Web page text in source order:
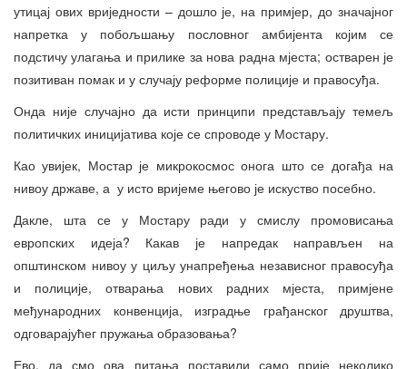
утицај ових вриједности – дошло је, на примјер, до значајног
напретка у побољшању пословног амбијента којим се
подстичу улагања и прилике за нова радна мјеста; остварен је
позитиван помак и у случају реформе полиције и правосуђа.
Онда није случајно да исти принципи представљају темељ
политичких иницијатива које се спроводе у Мостару.
Као увијек, Мостар је микрокосмос онога што се догађа на
нивоу државе, а у исто вријеме његово је искуство посебно.
Дакле, шта се у Мостару ради у смислу промовисања
европских идеја? Какав је напредак направљен на
општинском нивоу у циљу унапређења независног правосуђа
и полиције, отварања нових радних мјеста, примјене
међународних конвенција, изградње грађанског друштва,
одговарајућег пружања образовања?
Ево, да смо ова питања поставили само прије неколико